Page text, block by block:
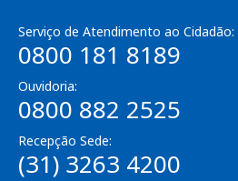
Serviço de Atendimento ao Cidadão:
0800 181 8189
Ouvidoria:
0800 882 2525
Recepção Sede:
(31) 3263 4200